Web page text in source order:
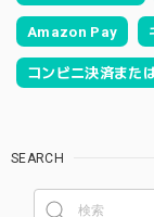
Amazon Pay
コンビニ決済また
SEARCH